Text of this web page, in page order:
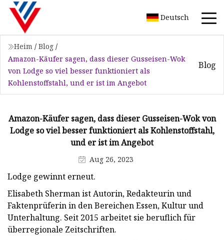
Deutsch
Heim / Blog /
Amazon-Käufer sagen, dass dieser Gusseisen-Wok
von Lodge so viel besser funktioniert als
Kohlenstoffstahl, und er ist im Angebot
Blog
Amazon-Käufer sagen, dass dieser Gusseisen-Wok von
Lodge so viel besser funktioniert als Kohlenstoffstahl,
und er ist im Angebot
Aug 26, 2023
Lodge gewinnt erneut.
Elisabeth Sherman ist Autorin, Redakteurin und
Faktenprüferin in den Bereichen Essen, Kultur und
Unterhaltung. Seit 2015 arbeitet sie beruflich für
überregionale Zeitschriften.